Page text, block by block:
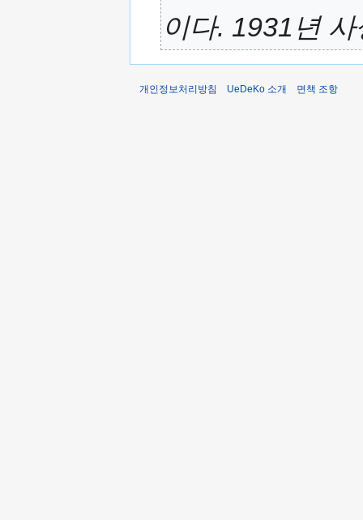
이다. 1931년
개인정보처리방침 UeDeKo 소개 면책 조항